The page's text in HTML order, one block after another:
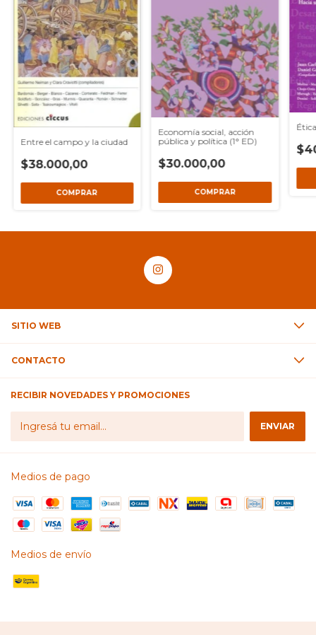
Entre el campo y la ciudad
$38.000,00
Economía social, acción
pública y política (1° ED)
$30.000,00
SITIO WEB
CONTACTO
RECIBIR NOVEDADES Y PROMOCIONES
Medios de pago
Medios de envío